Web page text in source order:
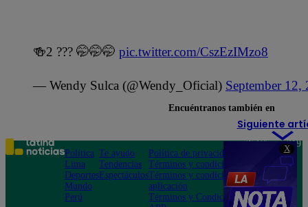
X
🍻2 ??? 🤭🤭🤭 pic.twitter.com/CszEzIMzo8
— Wendy Sulca (@Wendy_Oficial) September 12,
Siguiente
Encuéntranos también en
Política
Lima
Deportes
Mundo
Perú
Te ayudo
Tendencias
Espectáculos
Política de privacidad
Términos y condiciones
Términos y condiciones
aplicación
Términos y Condiciones
Teléfono: 219
Av. San
Felipe 968
Jesús María